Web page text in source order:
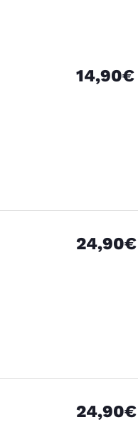
14,90€
24,90€
24,90€